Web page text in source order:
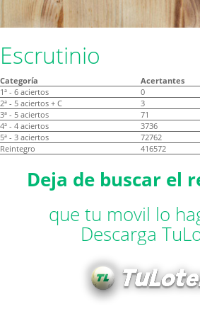
Escrutinio
Categoría Acertantes
1ª - 6 aciertos
0
2ª - 5 aciertos + C
3
3ª - 5 aciertos
71
4ª - 4 aciertos
3736
5ª - 3 aciertos
72762
Reintegro
416572
Deja de buscar el
que tu movil lo
Descarga